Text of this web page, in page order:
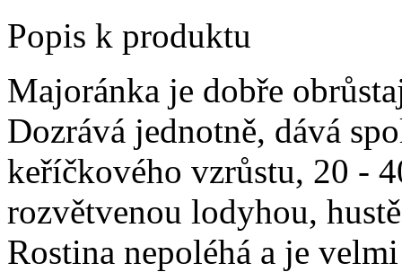
Popis k produktu
Majoránka je dobře
Dozrává jednotně, dává
keříčkového vzrůstu, 20 -
rozvětvenou lodyhou,
Rostina nepoléhá a je